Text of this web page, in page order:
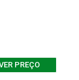
PREÇO